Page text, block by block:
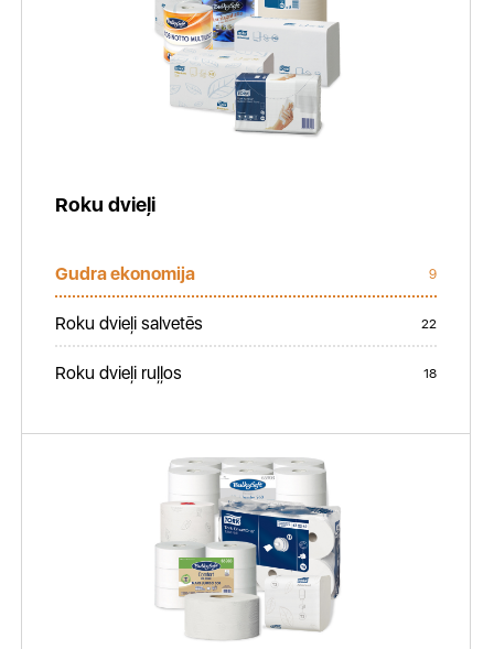
Roku dvieļi
Gudra ekonomija 9
Roku dvieļi salvetēs 22
Roku dvieļi ruļļos 18